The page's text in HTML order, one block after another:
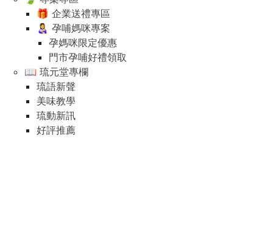
🎁 企業送禮專區
👩‍🍼 孕哺媽咪專案
孕媽咪限定優惠
門市孕哺好禮領取
📖 琉元堂專欄
琉語新聲
美味教學
琉動新訊
好評推薦